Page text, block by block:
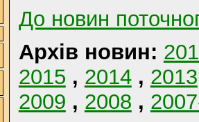
До новин
Архів новин:
2015 , 2014, 2013
2009 , 2008 ,